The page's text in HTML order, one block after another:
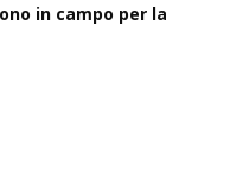
in campo per la